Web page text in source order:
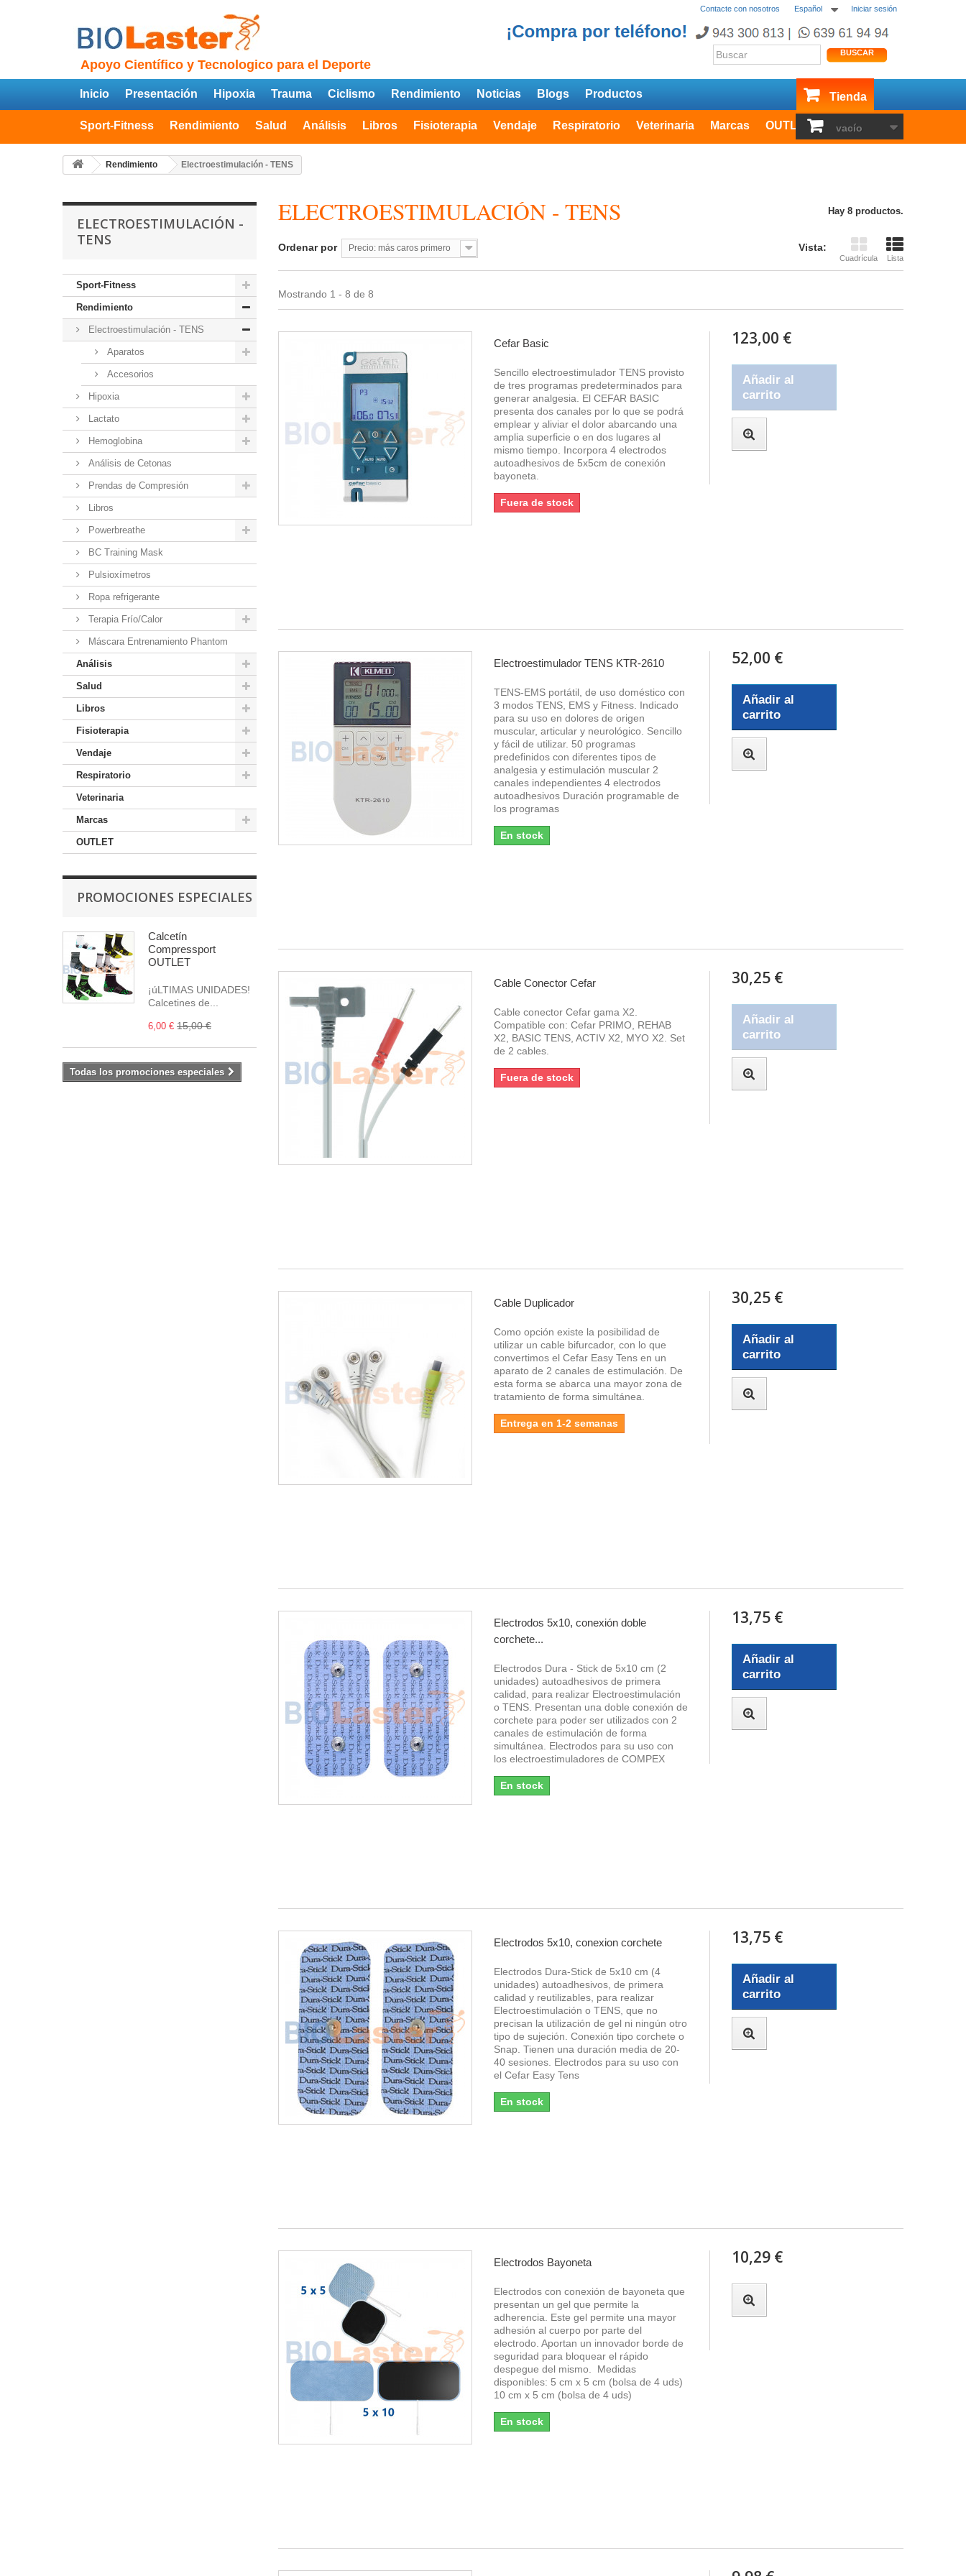
Iniciar sesión
Español
Contacte con nosotros
Apoyo Científico y Tecnologico para el Deporte
BUSCAR
vacío
Inicio Presentación Hipoxia Trauma Ciclismo Rendimiento Noticias Blogs Productos Tienda
Sport-Fitness Rendimiento Salud Análisis Libros Fisioterapia Vendaje Respiratorio Veterinaria Marcas OUTLET
Rendimiento Electroestimulación - TENS
ELECTROESTIMULACIÓN -
TENS
Sport-Fitness
Rendimiento
Electroestimulación - TENS
Aparatos
Accesorios
Hipoxia
Lactato
Hemoglobina
Análisis de Cetonas
Prendas de Compresión
Libros
Powerbreathe
BC Training Mask
Pulsioxímetros
Ropa refrigerante
Terapia Frío/Calor
Máscara Entrenamiento Phantom
Análisis
Salud
Libros
Fisioterapia
Vendaje
Respiratorio
Veterinaria
Marcas
OUTLET
PROMOCIONES ESPECIALES
Calcetín
Compressport
OUTLET
¡úLTIMAS UNIDADES!
Calcetines de...
6,00 € 15,00 €
Todas los promociones especiales
ELECTROESTIMULACIÓN - TENS Hay 8 productos.
Vista:
Cuadrícula Lista
Ordenar por Precio: más caros primero
Mostrando 1 - 8 de 8
Cefar Basic
Sencillo electroestimulador TENS provisto
de tres programas predeterminados para
generar analgesia. El CEFAR BASIC
presenta dos canales por lo que se podrá
emplear y aliviar el dolor abarcando una
amplia superficie o en dos lugares al
mismo tiempo. Incorpora 4 electrodos
autoadhesivos de 5x5cm de conexión
bayoneta.
Fuera de stock
123,00 €
Añadir al
carrito
Electroestimulador TENS KTR-2610
TENS-EMS portátil, de uso doméstico con
3 modos TENS, EMS y Fitness. Indicado
para su uso en dolores de origen
muscular, articular y neurológico. Sencillo
y fácil de utilizar. 50 programas
predefinidos con diferentes tipos de
analgesia y estimulación muscular 2
canales independientes 4 electrodos
autoadhesivos Duración programable de
los programas
En stock
52,00 €
Añadir al
carrito
Cable Conector Cefar
Cable conector Cefar gama X2.
Compatible con: Cefar PRIMO, REHAB
X2, BASIC TENS, ACTIV X2, MYO X2. Set
de 2 cables.
Fuera de stock
30,25 €
Añadir al
carrito
Cable Duplicador
Como opción existe la posibilidad de
utilizar un cable bifurcador, con lo que
convertimos el Cefar Easy Tens en un
aparato de 2 canales de estimulación. De
esta forma se abarca una mayor zona de
tratamiento de forma simultánea.
Entrega en 1-2 semanas
30,25 €
Añadir al
carrito
Electrodos 5x10, conexión doble
corchete...
Electrodos Dura - Stick de 5x10 cm (2
unidades) autoadhesivos de primera
calidad, para realizar Electroestimulación
o TENS. Presentan una doble conexión de
corchete para poder ser utilizados con 2
canales de estimulación de forma
simultánea. Electrodos para su uso con
los electroestimuladores de COMPEX
En stock
13,75 €
Añadir al
carrito
Electrodos 5x10, conexion corchete
Electrodos Dura-Stick de 5x10 cm (4
unidades) autoadhesivos, de primera
calidad y reutilizables, para realizar
Electroestimulación o TENS, que no
precisan la utilización de gel ni ningún otro
tipo de sujeción. Conexión tipo corchete o
Snap. Tienen una duración media de 20-
40 sesiones. Electrodos para su uso con
el Cefar Easy Tens
En stock
13,75 €
Añadir al
carrito
Electrodos Bayoneta
Electrodos con conexión de bayoneta que
presentan un gel que permite la
adherencia. Este gel permite una mayor
adhesión al cuerpo por parte del
electrodo. Aportan un innovador borde de
seguridad para bloquear el rápido
despegue del mismo. Medidas
disponibles: 5 cm x 5 cm (bolsa de 4 uds)
10 cm x 5 cm (bolsa de 4 uds)
En stock
10,29 €